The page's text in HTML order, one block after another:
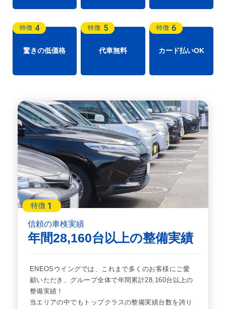
特徴 4
驚きの低価格
特徴 5
代車無料
特徴 6
カード払いOK
特徴 1
信頼の車検実績
年間28,160台以上の整備実績
ENEOSウイングでは、これまで多くのお客様にご愛
顧いただき、グループ全体で年間累計28,160台以上の
整備実績！
当エリアの中でもトップクラスの整備実績台数を誇り